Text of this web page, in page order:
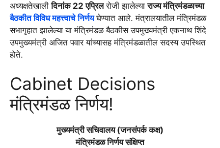
अध्यक्षतेखालीदिनांक 22 एप्रिलरोजी झालेल्याराज्य मंत्रिमंडळाच्या
बैठकीत विविध महत्त्वाचे निर्णयघेण्यात आले. मंत्रालयातील मंत्रिमंडळ
सभागृहात झालेल्या या मंत्रिमंडळ बैठकीस उपमुख्यमंत्री एकनाथ शिंदे
उपमुख्यमंत्री अजित पवार यांच्यासह मंत्रिमंडळातील सदस्य उपस्थित
होते.
Cabinet Decisions
मंत्रिमंडळ निर्णय!
मुख्यमंत्री सचिवालय (जनसंपर्क कक्ष)
मंत्रिमंडळ निर्णय संक्षिप्त